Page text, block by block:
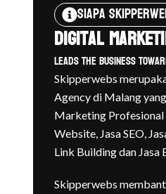
Siapa
Digital
Leads The Business
Skipperwebs
Agency di Malang
Marketing Profesional
Website, Jasa SEO,
Link Building dan Jasa
Skipperwebs